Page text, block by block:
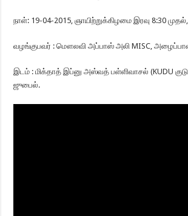
நாள்: 19-04-2015, ஞாயிற்றுக்கிழமை இரவு 8:30 முதல்,
வழங்குபவர் : மௌலவி அப்பாஸ் அலி MISC,
இடம் : மிக்தாத் இப்னு அஸ்வத் பள்ளிவாசல் (KUDU குடு
ஜுபைல்.